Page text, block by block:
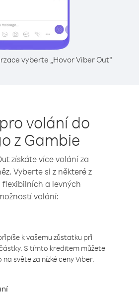
vyberte „Hovor Viber Out“
volání do
z Gambie
získáte více volání za
Vyberte si z některé z
flexibilních a levných
volání:
k vašemu zůstatku při
S tímto kreditem můžete
světe za nízké ceny Viber.